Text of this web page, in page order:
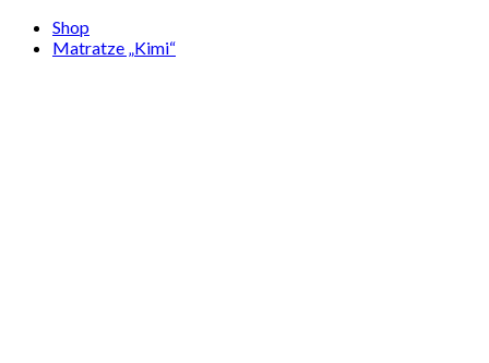
Shop
Matratze „Kimi“